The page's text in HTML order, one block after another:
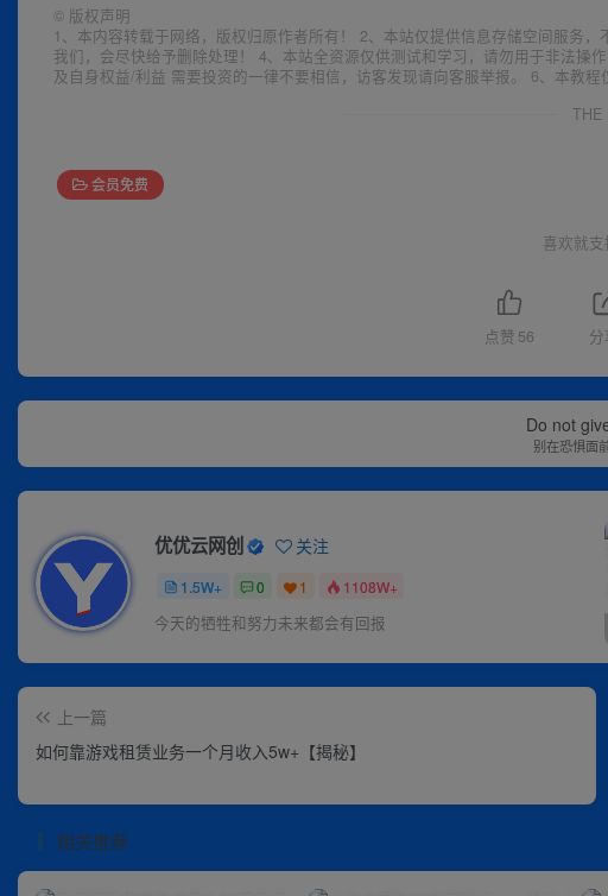
© 版权声明
1、本内容转载于网络，版权归原作者所有！ 2、本站仅提供信息存储空间服务
我们，会尽快给予删除处理！ 4、本站全资源仅供测试和学习，请勿用于非法
及自身权益/利益 需要投资的一律不要相信，访客发现请向客服举报。 6、本教
THE
会员免费
喜欢就
点赞 56 分
Do not
别在恐惧面
优优云网创 关注
1.5W+ 0 1 1108W+
今天的牺牲和努力未来都会有回报
上一篇
如何靠游戏租赁业务一个月收入5w+【揭秘】
相关推荐